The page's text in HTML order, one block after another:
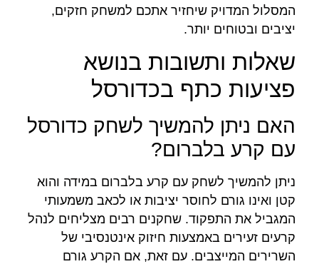
המסלול המדויק שיחזיר אתכם למשחק חזקים,
יציבים ובטוחים יותר.
שאלות ותשובות בנושא
פציעות כתף בכדורסל
האם ניתן להמשיך לשחק כדורסל
עם קרע בלברום?
ניתן להמשיך לשחק עם קרע בלברום במידה והוא
קטן ואינו גורם לחוסר יציבות או לכאב משמעותי
המגביל את התפקוד. שחקנים רבים מצליחים לנהל
קרעים זעירים באמצעות חיזוק אינטנסיבי של
השרירים המייצבים. עם זאת, אם הקרע גורם